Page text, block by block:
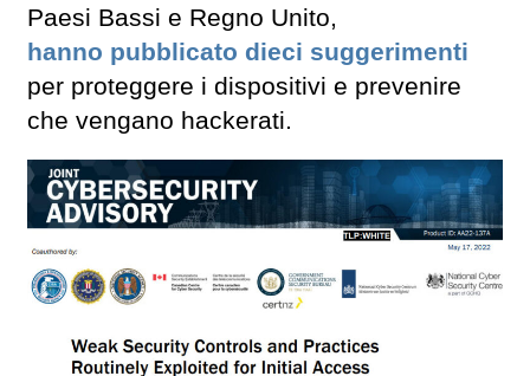
Paesi Bassi e Regno Unito,
hanno pubblicato dieci suggerimenti
per proteggere i dispositivi e prevenire
che vengano hackerati.